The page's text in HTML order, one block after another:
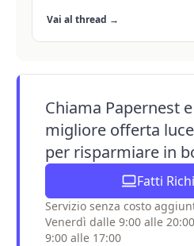
Vai al thread →
Chiama Papernest
migliore offerta
per risparmiare in
Fatti
Servizio senza costo
Venerdì dalle 9:00 alle
9:00 alle 17:00